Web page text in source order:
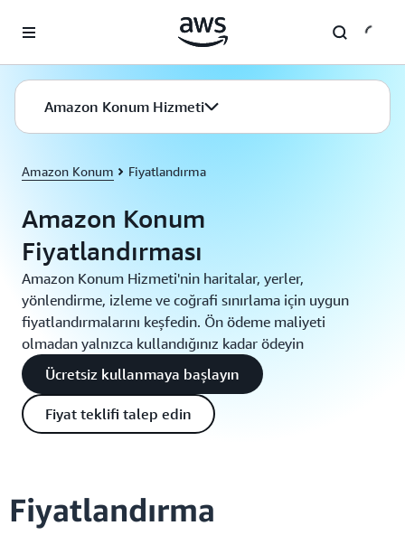
Amazon Konum Hizmeti
Amazon Konum Fiyatlandırma
Amazon Konum
Fiyatlandırması
Amazon Konum Hizmeti'nin haritalar, yerler,
yönlendirme, izleme ve coğrafi sınırlama için uygun
fiyatlandırmalarını keşfedin. Ön ödeme maliyeti
olmadan yalnızca kullandığınız kadar ödeyin
Ücretsiz kullanmaya başlayın
Fiyat teklifi talep edin
Fiyatlandırma